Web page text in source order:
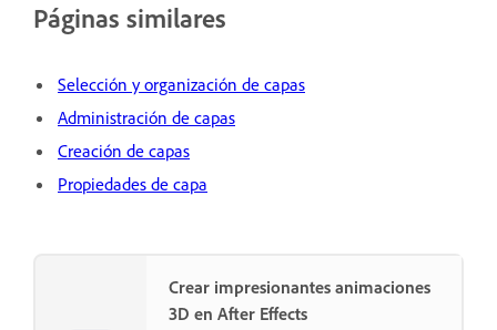
Páginas similares
Selección y organización de capas
Administración de capas
Creación de capas
Propiedades de capa
Crear impresionantes animaciones
3D en After Effects